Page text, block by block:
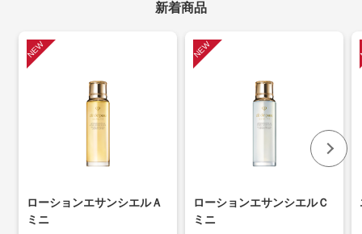
新着商品
ローションエサンシエルＡ
ミニ
ローションエサンシエルＣ
ミニ